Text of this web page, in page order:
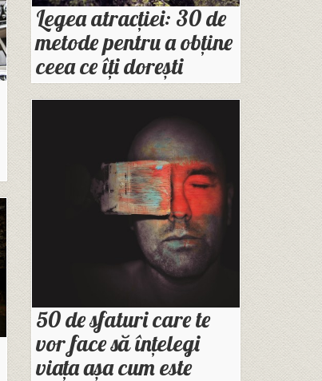
Legea atracției: 30 de
metode pentru a obține
ceea ce îți dorești
50 de sfaturi care te
vor face să înțelegi
viața așa cum este